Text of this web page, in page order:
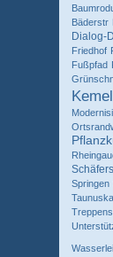
Bäderstr
Dialog-
Friedhof
Fußpfad
Kemel
Springen